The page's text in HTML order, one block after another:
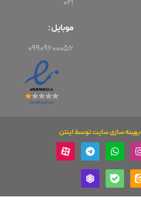
021
موبایل :
09909600056
بهینه سازی سایتتوسط اینتن